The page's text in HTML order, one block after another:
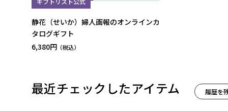
静花（せいか）婦人画報のオンラインカ
タログギフト
6,380円
最近チェックしたアイテム 履歴を